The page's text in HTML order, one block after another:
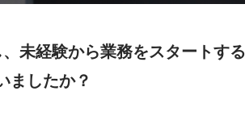
未経験から業務をスタートす
ましたか？